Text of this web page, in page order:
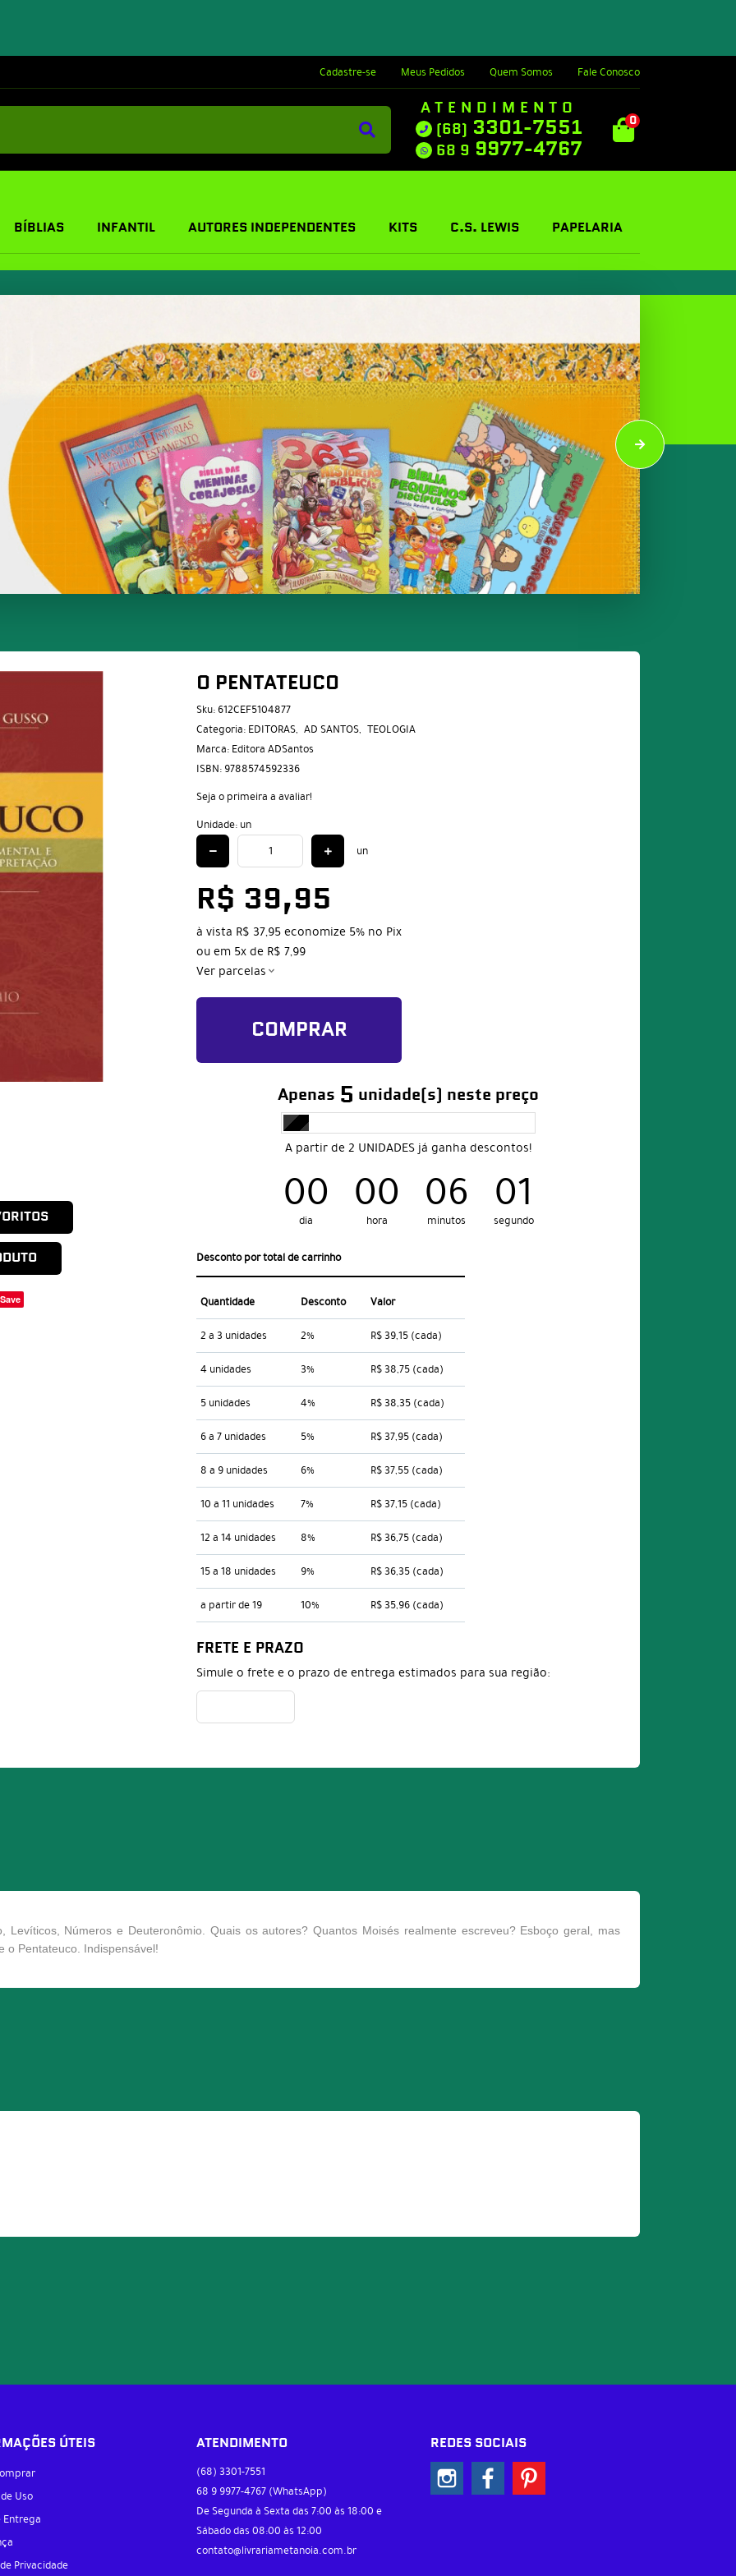
Cadastre-se Meus Pedidos Quem Somos Fale Conosco
ATENDIMENTO
(68) 3301-7551
68 9 9977-4767
0
BÍBLIAS INFANTIL AUTORES INDEPENDENTES KITS C.S. LEWIS PAPELARIA
Save
O PENTATEUCO
Sku: 612CEF5104877
Categoria: EDITORAS AD SANTOS TEOLOGIA
Marca: Editora ADSantos
ISBN: 9788574592336
Seja o primeira a avaliar!
Unidade: un
un
R$ 39,95
à vista R$ 37,95economize 5% no Pix
ou em 5xde R$ 7,99
Ver parcelas
COMPRAR
Apenas 5 unidade(s) neste preço
A partir de 2 UNIDADES já ganha descontos!
00
dia 00
hora 06
minutos 00
segundo
Desconto por total de carrinho
Quantidade Desconto Valor
2 a 3 unidades 2% R$ 39,15 (cada)
4 unidades 3% R$ 38,75 (cada)
5 unidades 4% R$ 38,35 (cada)
6 a 7 unidades 5% R$ 37,95 (cada)
8 a 9 unidades 6% R$ 37,55 (cada)
10 a 11 unidades 7% R$ 37,15 (cada)
12 a 14 unidades 8% R$ 36,75 (cada)
15 a 18 unidades 9% R$ 36,35 (cada)
a partir de 19 10% R$ 35,96 (cada)
FRETE E PRAZO
Simule o frete e o prazo de entrega estimados para sua região:
Levíticos, Números e Deuteronômio. Quais os autores? Quantos Moisés realmente escreveu? Esboço geral, mas
o Pentateuco. Indispensável!
ÚTEIS
Uso
Entrega
Privacidade
ATENDIMENTO
(68) 3301-7551
68 9 9977-4767 (WhatsApp)
De Segunda à Sexta das 7:00 às 18:00 e
Sábado das 08:00 às 12:00
contato@livrariametanoia.com.br
REDES SOCIAIS